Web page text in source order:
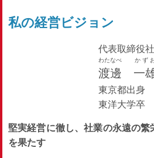
私の経営ビジョン
代表取締役
渡邊
わたなべ
一
かず
東京都出身
東洋大学卒
堅実経営に徹し、社業の永遠の
を果たす